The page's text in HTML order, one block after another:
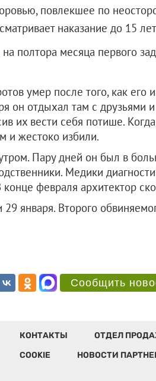
повлекшее по
наказание до 15
на полтора месяца первого
умер после того, как его
он отдыхал там с друзьями
их вести себя потише.
и жестоко избили.
Пару дней он был в
Медики
февраля архитектор
января. Второго
Сообщить
КОНТАКТЫ ОТДЕЛ
COOKIE
НОВОСТИ